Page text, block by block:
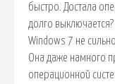
быстро. Достала
долго
Windows 7 не
Она даже намного
операционной